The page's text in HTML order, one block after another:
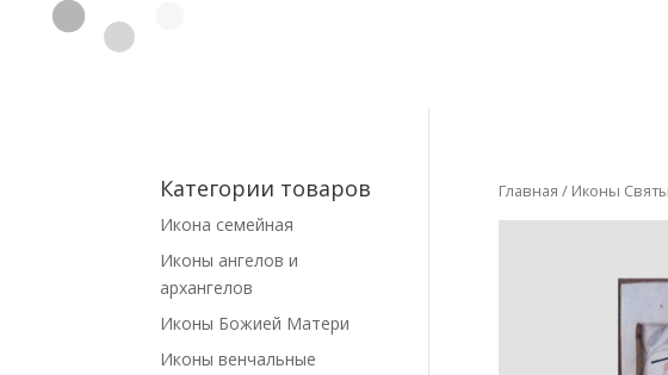
Главная / Иконы
Категории товаров
Икона семейная
Иконы ангелов и
архангелов
Иконы Божией Матери
Иконы венчальные